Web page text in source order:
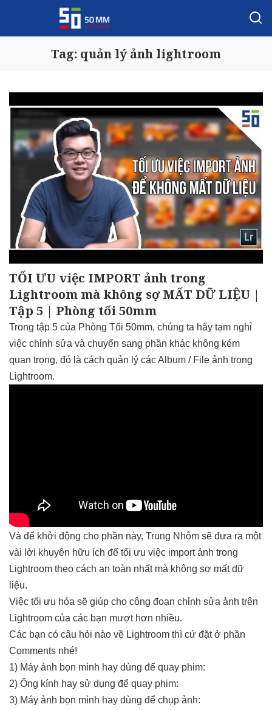
Tag: quản lý ảnh lightroom
TỐI ƯU việc IMPORT ảnh trong
Lightroom mà không sợ MẤT DỮ LIỆU |
Tập 5 | Phòng tối 50mm
Trong tập 5 của Phòng Tối 50mm, chúng ta hãy tạm nghỉ
việc chỉnh sửa và chuyển sang phần khác không kém
quan trọng, đó là cách quản lý các Album / File ảnh trong
Lightroom.
Và để khởi động cho phần này, Trung Nhôm sẽ đưa ra một
vài lời khuyên hữu ích để tối ưu việc import ảnh trong
Lightroom theo cách an toàn nhất mà không sợ mất dữ
liệu.
Việc tối ưu hóa sẽ giúp cho công đoạn chỉnh sửa ảnh trên
Lightroom của các bạn mượt hơn nhiều.
Các bạn có câu hỏi nào về Lightroom thì cứ đặt ở phần
Comments nhé!
1) Máy ảnh bọn mình hay dùng để quay phim:
2) Ống kính hay sử dụng để quay phim:
3) Máy ảnh bọn mình hay dùng để chụp ảnh: